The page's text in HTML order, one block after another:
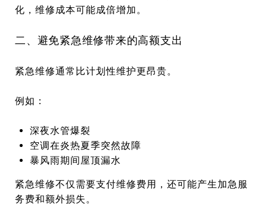
化，维修成本可能成倍增加。
二、避免紧急维修带来的高额支出
紧急维修通常比计划性维护更昂贵。
例如：
深夜水管爆裂
空调在炎热夏季突然故障
暴风雨期间屋顶漏水
紧急维修不仅需要支付维修费用，还可能产生加急服
务费和额外损失。